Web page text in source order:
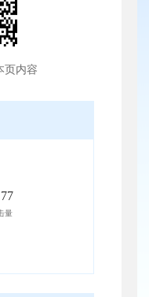
页内容
量